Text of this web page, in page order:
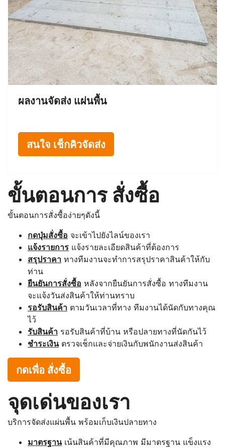
ผลงานจัดส่ง แผ่นพื้น
สนใจ เช็กคิวจัดส่ง
ขั้นตอนการ สั่งซื้อ
ขั้นตอนการสั่งซื้อง่ายๆดังนี้
กดปุ่มสั่งซื้อ จะเข้าไปยังไลน์ของเรา
แจ้งรายการ แจ้งรายละเอียดสินค้าที่ต้องการ
สรุปราคา ทางทีมงานจะทำการสรุปราคาสินค้าให้กับ
ท่าน
ยืนยันการสั่งซื้อ หลังจากยืนยันการสั่งซื้อ ทางทีมงาน
จะแจ้งวันส่งสินค้าให้ท่านทราบ
รอรับสินค้า ตามวันเวลาที่ทาง ทีมงานได้นัดกับทางคุณ
ไว้
รับสินค้า รอรับสินค้าที่บ้าน หรือปลายทางที่นัดกันไว้
ชำระเงินตรวจเช็กและจ่ายเงินกับพนักงานส่งสินค้า
กดเพื่อ สั่งซื้อ
จุดเด่นของเรา
บริการจัดส่งแผ่นพื้น พร้อมเก็บเงินปลายทาง
มาตรฐานเน้นสินค้าที่มีคุณภาพ มีมาตรฐาน แข็งแรง